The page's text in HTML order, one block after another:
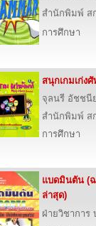
สำนักพิมพ์ ส
การศึกษา
สนุกเกมเก่ง
จุลนรี อัชชนี
สำนักพิมพ์ ส
การศึกษา
แบดมินตัน (
ล่าสุด)
ฝ่ายวิชาการ